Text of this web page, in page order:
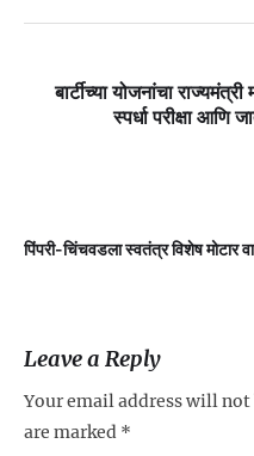
बार्टीच्या योजनांचा
स्पर्धा परीक्षा आणि
पिंपरी-चिंचवडला स्वतंत्र विशेष मोटार
Leave a Reply
Your email address will
are marked *